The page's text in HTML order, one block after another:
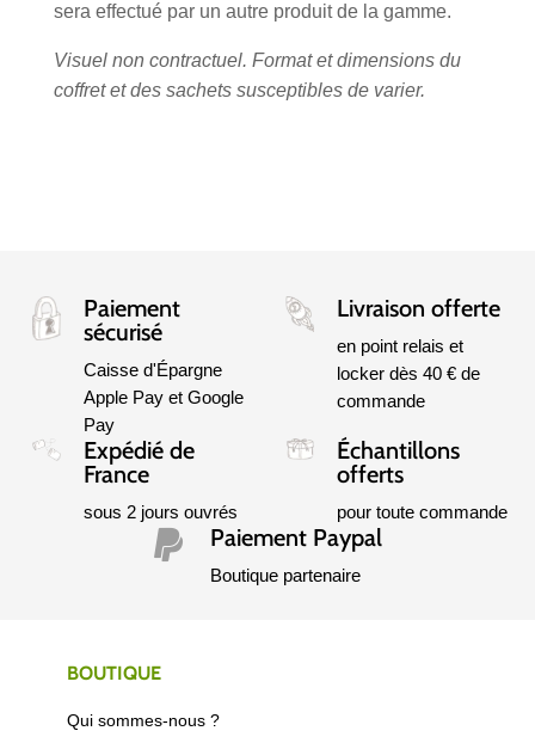
sera effectué par un autre produit de la gamme.
Visuel non contractuel. Format et dimensions du
coffret et des sachets susceptibles de varier.
Paiement
sécurisé
Caisse d'Épargne
Apple Pay et Google
Pay
Livraison offerte
en point relais et
locker dès 40 € de
commande
Expédié de
France
sous 2 jours ouvrés
Échantillons
offerts
pour toute commande
 Paiement Paypal
Boutique partenaire
BOUTIQUE
Qui sommes-nous ?